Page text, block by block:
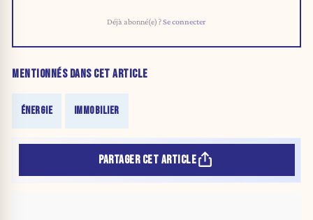
Déjà abonné(e) ?Se connecter
MENTIONNÉS DANS CET ARTICLE
ÉNERGIE IMMOBILIER
PARTAGER CET ARTICLE